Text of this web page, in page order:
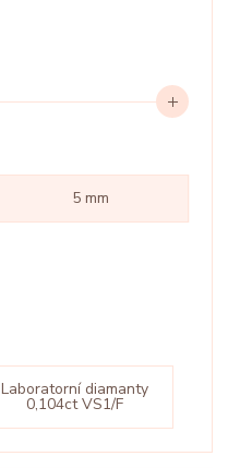
5 mm
Laboratorní diamanty
0,104ct VS1/F